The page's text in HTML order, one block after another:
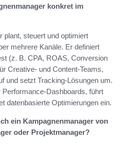
konkret im
plant, steuert und optimiert
mehrere Kanäle. Er definiert
(z. B. CPA, ROAS, Conversion
Creative- und Content-Teams,
und setzt Tracking‑Lösungen um.
führt
datenbasierte Optimierungen ein.
ein Kampagnenmanager von
oder Projektmanager?